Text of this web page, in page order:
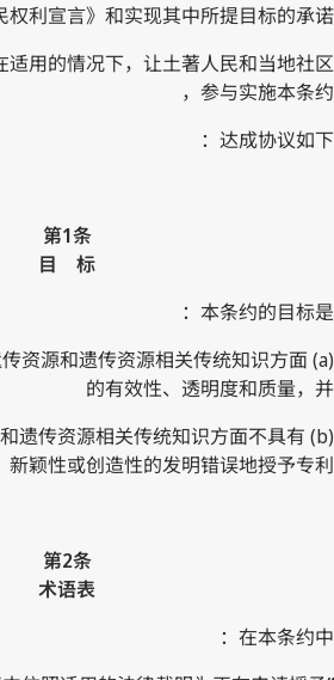
利宣言》和实现其中所提目标的承诺，
适用的情况下，让土著人民和当地社区
参与实施本条约，
达成协议如下：
第1条
目 标
本条约的目标是：
传资源和遗传资源相关传统知识方面
的有效性、透明度和质量，并
和遗传资源相关传统知识方面不具有
新颖性或创造性的发明错误地授予专利。
第2条
术语表
在本条约中：